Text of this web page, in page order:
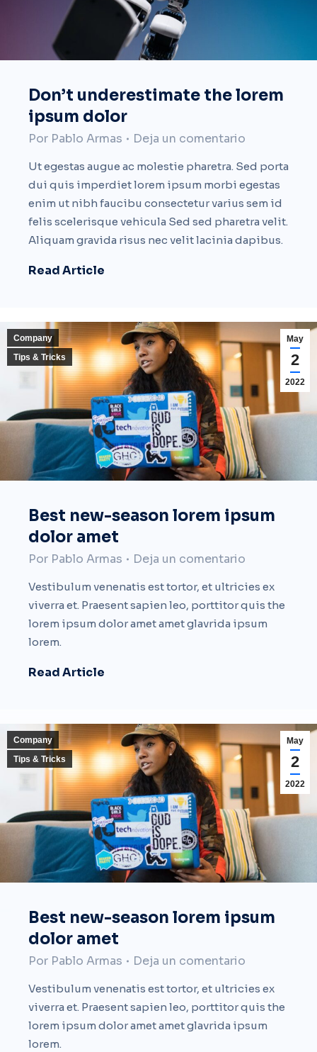
Don’t underestimate the lorem
ipsum dolor
Por Pablo Armas Deja un comentario
Ut egestas augue ac molestie pharetra. Sed porta
dui quis imperdiet lorem ipsum morbi egestas
enim ut nibh faucibu consectetur varius sem id
felis scelerisque vehicula Sed sed pharetra velit.
Aliquam gravida risus nec velit lacinia dapibus.
Read Article
May
2
2022
Company
Tips & Tricks
Best new-season lorem ipsum
dolor amet
Por Pablo Armas Deja un comentario
Vestibulum venenatis est tortor, et ultricies ex
viverra et. Praesent sapien leo, porttitor quis the
lorem ipsum dolor amet amet glavrida ipsum
lorem.
Read Article
May
2
2022
Company
Tips & Tricks
Best new-season lorem ipsum
dolor amet
Por Pablo Armas Deja un comentario
Vestibulum venenatis est tortor, et ultricies ex
viverra et. Praesent sapien leo, porttitor quis the
lorem ipsum dolor amet amet glavrida ipsum
lorem.